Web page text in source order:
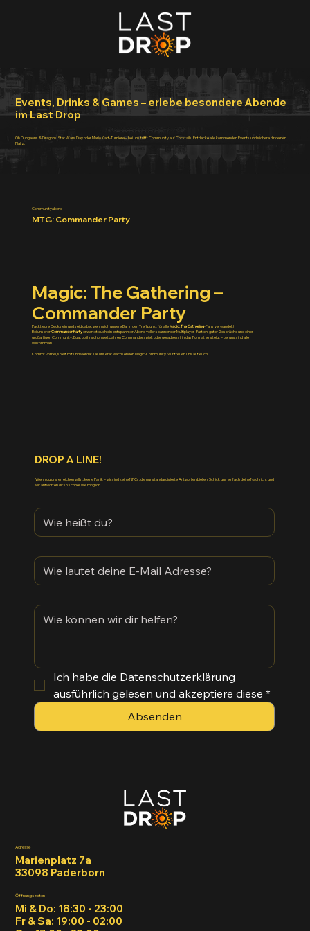
Communityabend
MTG: Commander Party
Magic: The Gathering –
Commander Party
Packt eure Decks ein und seid dabei, wenn sich unsere Bar in den Treffpunkt für alleMagic: The Gathering-Fans verwandelt!
Bei unsererCommander Partyerwartet euch ein entspannter Abend voller spannender Multiplayer-Partien, guter Gespräche und einer
großartigen Community. Egal, ob ihr schon seit Jahren Commander spielt oder gerade erst in das Format einsteigt – bei uns sind alle
willkommen.
Kommt vorbei, spielt mit und werdet Teil unserer wachsenden Magic-Community. Wir freuen uns auf euch!
Events, Drinks & Games – erlebe besondere Abende
im Last Drop
Ob Dungeons & Dragons, Star Wars Day oder Mario Kart-Turniere – bei uns trifft Community auf Cocktails! Entdecke alle kommenden Events und sichere dir deinen
Platz.
DROP A LINE!
Wenn du uns erreichen willst, keine Panik – wir sind keine NPCs, die nur standardisierte Antworten bieten. Schick uns einfach deine Nachricht und
wir antworten dir so schnell wie möglich.
Ich habe die Datenschutzerklärung
ausführlich gelesen und akzeptiere diese *
Absenden
Adresse
Marienplatz 7a
33098 Paderborn
Öffnungszeiten
Mi & Do: 18:30 - 23:00
Fr & Sa: 19:00 - 02:00